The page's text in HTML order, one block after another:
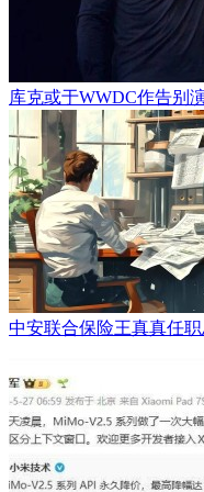
库克或于WWDC作告别
中安联合保险王真真任